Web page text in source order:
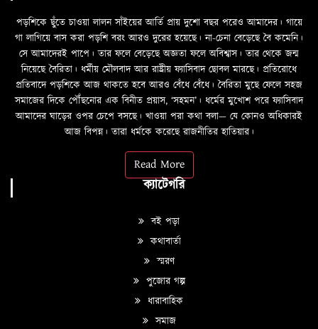
পড়শিকে ছুঁতে চাওয়া লালন সাঁইয়ের আর্তি প্রায় দুশো বছর পরেও আমাদের। গায়ে
গা লাগিয়ে বাস করা পড়শি বরং আরও দুরের হয়েছে। না-চেনা বেড়েছে বৈ কমেনি।
সে আমাদেরই পাপে। তার ফলে বেড়েছে অজ্ঞতা ফলে অবিশ্বাস। তার থেকে জন্ম
নিয়েছে বৈরিতা। ধর্মীয় মৌলবাদ আর রাষ্ট্রীয় ফ্যাসিবাদ ছোবল মারছে। প্রতিরোধে
প্রতিবাদে পড়শিকে আজ থাকতে হবে আরও বেঁধে বেঁধে। বৈরিতা মুছে ফেলে সহজ
সমাজের দিকে পৌঁছনোর এক বিনীত প্রয়াস, ‘সহমন’। ধর্মের মুখোশ পরে ফ্যাসিবাদ
আমাদের ঘাড়ের ওপর চেপে বসছে। খাওয়া পরা কথা বলা—­­ যে কোনও অধিকারই
আজ বিপন্ন। তারা ধর্মকে করেছে রাজনীতির হাতিয়ার।
Read More
ক্যাটেগরি
বই পড়া
কথাবার্তা
স্মরণ
পুজোর গল্প
ধারাবাহিক
সমাজ